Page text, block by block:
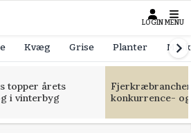
LOGIN MENU
Kvæg Grise Planter
topper årets
i vinterbyg
konkurrence-